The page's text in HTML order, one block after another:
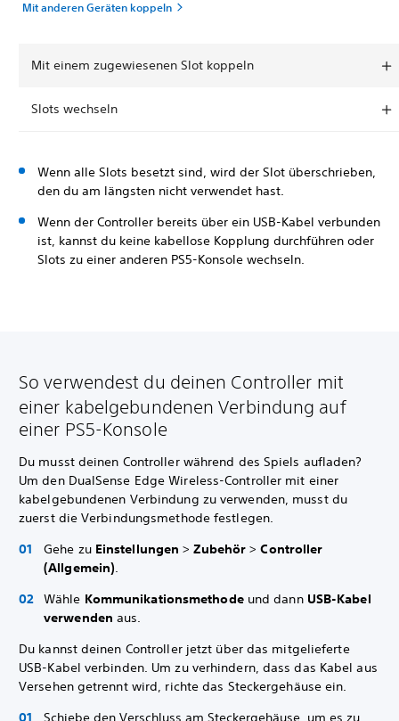
Mit anderen Geräten koppeln
Mit einem zugewiesenen Slot koppeln
Slots wechseln
Wenn alle Slots besetzt sind, wird der Slot überschrieben,
den du am längsten nicht verwendet hast.
Wenn der Controller bereits über ein USB-Kabel verbunden
ist, kannst du keine kabellose Kopplung durchführen oder
Slots zu einer anderen PS5-Konsole wechseln.
So verwendest du deinen Controller mit
einer kabelgebundenen Verbindung auf
einer PS5-Konsole
Du musst deinen Controller während des Spiels aufladen?
Um den DualSense Edge Wireless-Controller mit einer
kabelgebundenen Verbindung zu verwenden, musst du
zuerst die Verbindungsmethode festlegen.
Gehe zu Einstellungen >Zubehör >Controller
(Allgemein).
Wähle Kommunikationsmethodeund dann USB-Kabel
verwenden aus.
Du kannst deinen Controller jetzt über das mitgelieferte
USB-Kabel verbinden. Um zu verhindern, dass das Kabel aus
Versehen getrennt wird, richte das Steckergehäuse ein.
Schiebe den Verschluss am Steckergehäuse, um es zu